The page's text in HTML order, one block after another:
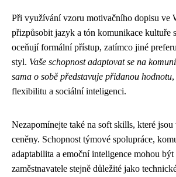
Při využívání vzoru motivačního dopisu ve
přizpůsobit jazyk a tón komunikace kultuře
oceňují formální přístup, zatímco jiné
styl. Vaše schopnost adaptovat se na
sama o sobě představuje přidanou hodnotu
flexibilitu a sociální inteligenci.
Nezapomínejte také na soft skills, které
ceněny. Schopnost týmové spolupráce,
adaptabilita a emoční inteligence mohou
zaměstnavatele stejně důležité jako